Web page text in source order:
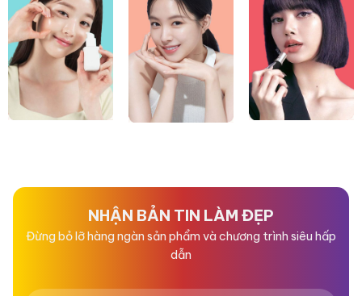
NHẬN BẢN TIN LÀM ĐẸP
Đừng bỏ lỡ hàng ngàn sản phẩm và chương trình siêu hấp
dẫn